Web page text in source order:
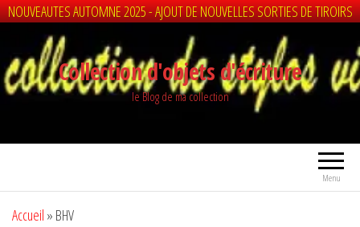
NOUVEAUTES AUTOMNE 2025 - AJOUT DE NOUVELLES SORTIES DE TIROIRS
contenu
Collection d'objets d'écriture
le Blog de ma collection
Menu
Accueil » BHV